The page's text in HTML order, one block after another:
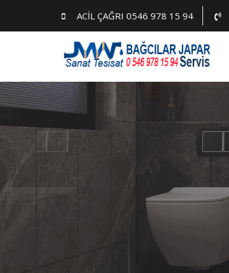
content
ACİL ÇAĞRI 0546 978 15 94